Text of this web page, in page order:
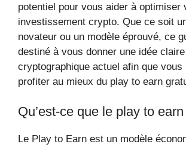
potentiel pour vous aider à optimiser
investissement crypto. Que ce soit
novateur ou un modèle éprouvé, ce
destiné à vous donner une idée
cryptographique actuel afin que vous
profiter au mieux du play to earn
Qu’est-ce que le play to
Le Play to Earn est un modèle